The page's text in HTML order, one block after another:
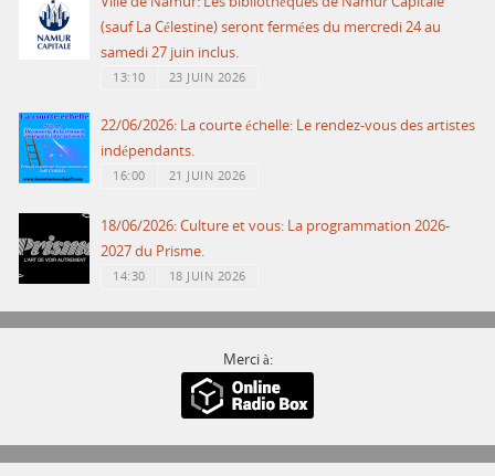
(sauf La Célestine) seront fermées du mercredi 24 au
samedi 27 juin inclus.
13:10 23 JUIN 2026
22/06/2026: La courte échelle: Le rendez-vous des artistes
indépendants.
16:00 21 JUIN 2026
18/06/2026: Culture et vous: La programmation 2026-
2027 du Prisme.
14:30 18 JUIN 2026
Merci à: